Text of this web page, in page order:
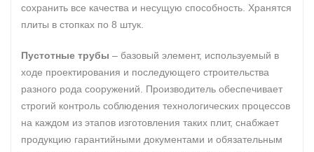
сохранить все качества и несущую способность. Хранятся
плиты в стопках по 8 штук.
Пустотные трубы – базовый элемент, используемый в
ходе проектирования и последующего строительства
разного рода сооружений. Производитель обеспечивает
строгий контроль соблюдения технологических процессов
на каждом из этапов изготовления таких плит, снабжает
продукцию гарантийными документами и обязательным